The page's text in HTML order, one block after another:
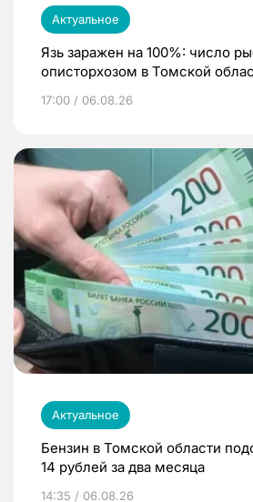
Актуальное
Язь заражен на 100%: число
описторхозом в Томской
17:00 / 06.08.26
Актуальное
Бензин в Томской области
14 рублей за два месяца
14:35 / 06.08.26